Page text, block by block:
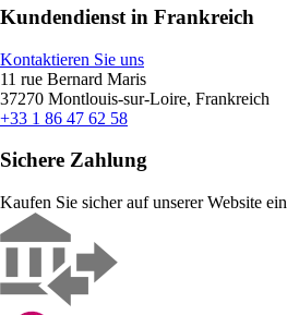
Kundendienst in Frankreich
Kontaktieren Sie uns
11 rue Bernard Maris
37270 Montlouis-sur-Loire, Frankreich
+33 1 86 47 62 58
Sichere Zahlung
Kaufen Sie sicher auf unserer Website ein